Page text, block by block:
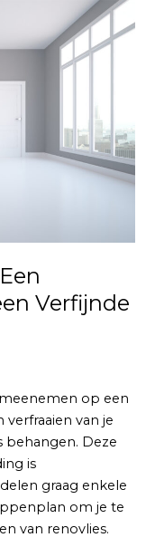
Verfijnde
op een
van je
behangen. Deze
is
graag enkele
om je te
van renovlies.